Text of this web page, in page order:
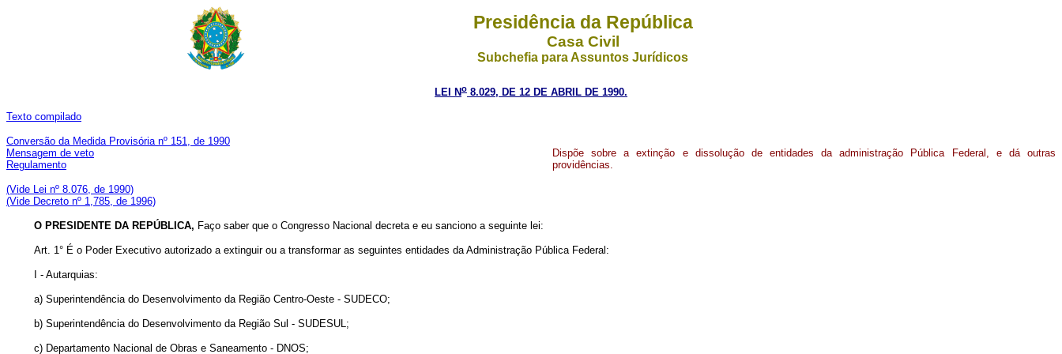
Presidência da República
Casa Civil
Subchefia para Assuntos Jurídicos
LEI No 8.029, DE 12 DE ABRIL DE 1990.
Texto compilado
Conversão da Medida Provisória nº 151, de 1990
Mensagem de veto
Regulamento
(Vide Lei nº 8.076, de 1990)
(Vide Decreto nº 1,785, de 1996)
Dispõe sobre a extinção e dissolução de entidades da administração Pública Federal, e dá outras
providências.
O PRESIDENTE DA REPÚBLICA, Faço saber que o Congresso Nacional decreta e eu sanciono a seguinte lei:
Art. 1° É o Poder Executivo autorizado a extinguir ou a transformar as seguintes entidades da Administração Pública Federal:
I - Autarquias:
a) Superintendência do Desenvolvimento da Região Centro-Oeste - SUDECO;
b) Superintendência do Desenvolvimento da Região Sul - SUDESUL;
c) Departamento Nacional de Obras e Saneamento - DNOS;